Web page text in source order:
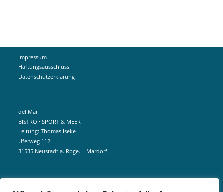
Impressum
Haftungsausschluss
Datenschutzerklärung
del Mar
BISTRO · SPORT & MEER
Leitung: Thomas Iseke
Uferweg 112
31535 Neustadt a. Rbge. – Mardorf